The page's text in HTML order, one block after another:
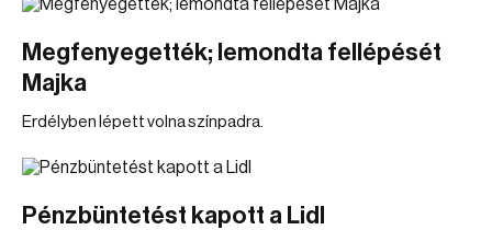
Megfenyegették; lemondta fellépését
Majka
Erdélyben lépett volna színpadra.
Pénzbüntetést kapott a Lidl